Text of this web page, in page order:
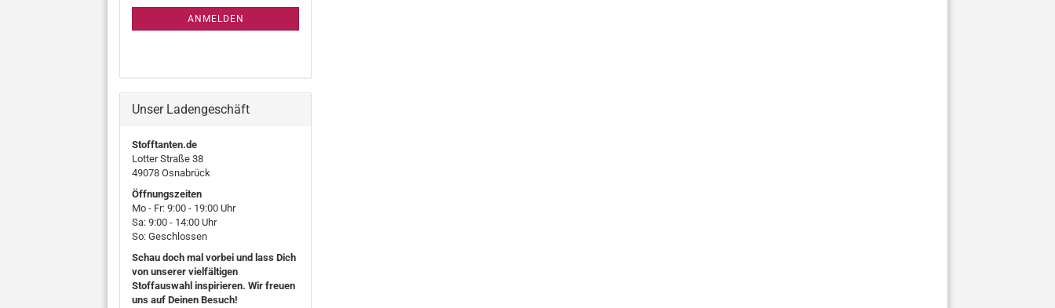
ANMELDUNGANMELDEN
Unser Ladengeschäft
Stofftanten.de
Lotter Straße 38
49078 Osnabrück
Öffnungszeiten
Mo - Fr: 9:00 - 19:00 Uhr
Sa: 9:00 - 14:00 Uhr
So: Geschlossen
Schau doch mal vorbei und lass Dich
von unserer vielfältigen
Stoffauswahl inspirieren. Wir freuen
uns auf Deinen Besuch!